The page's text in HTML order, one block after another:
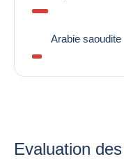
Arabie saoudite
Evaluation